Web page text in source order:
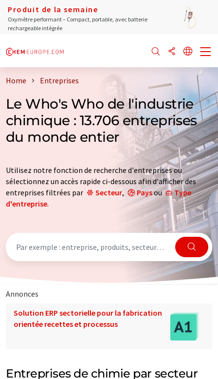
Produit de la semaine
Oxymètre performant – Compact, portable, avec batterie
rechargeable intégrée
Home Entreprises
Le Who's Who de l'industrie
chimique : 13.706 entreprises
du monde entier
Utilisez notre fonction de recherche d'entreprises ou
sélectionnez un accès rapide ci-dessous afin d'afficher des
entreprises filtrées par
Secteur, Paysou
Type
d'entreprise.
Annonces
Solution ERP sectorielle pour la fabrication
orientée recettes et processus
Entreprises de chimie par secteur